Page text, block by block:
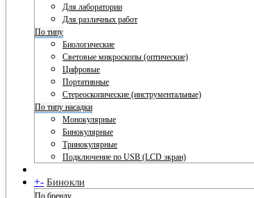
Для лаборатории
Для различных работ
По типу
Биологические
Световые микроскопы (оптические)
Цифровые
Портативные
Стереоскопические (инструментальные)
По типу насадки
Монокулярные
Бинокулярные
Тринокулярные
Подключение по USB (LCD экран)
+- Бинокли
По бренду